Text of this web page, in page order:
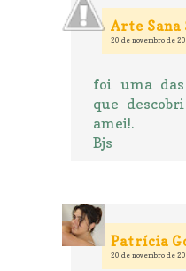
Arte Sana
20 de novembro de
foi uma
que
amei!.
Bjs
Patrícia
20 de novembro de